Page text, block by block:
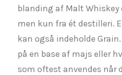
blanding af Malt Whiskey
men kun fra ét destilleri.
kan også indeholde
på en base af majs eller
som oftest anvendes når